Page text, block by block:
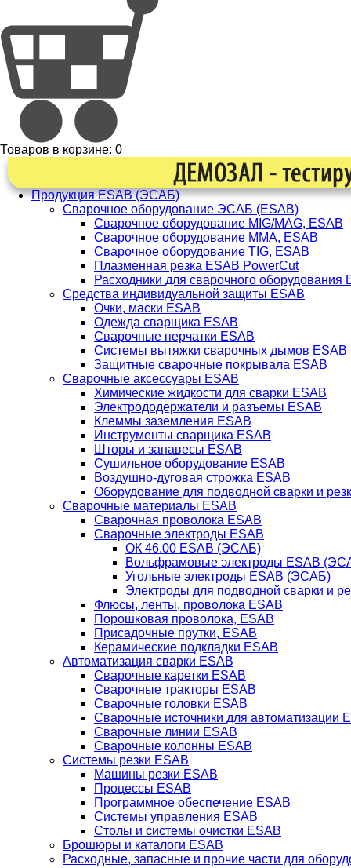
Товаров в корзине: 0
Продукция ESAB (ЭСАБ)
Сварочное оборудование ЭСАБ (ESAB)
Сварочное оборудование MIG/MAG, ESAB
Сварочное оборудование ММА, ESAB
Сварочное оборудование TIG, ESAB
Плазменная резка ESAB PowerCut
Расходники для сварочного оборудования
Средства индивидуальной защиты ESAB
Очки, маски ESAB
Одежда сварщика ESAB
Сварочные перчатки ESAB
Системы вытяжки сварочных дымов ESAB
Защитные сварочные покрывала ESAB
Сварочные аксессуары ESAB
Химические жидкости для сварки ESAB
Электрододержатели и разъемы ESAB
Клеммы заземления ESAB
Инструменты сварщика ESAB
Шторы и занавесы ESAB
Сушильное оборудование ESAB
Воздушно-дуговая строжка ESAB
Оборудование для подводной сварки и
Сварочные материалы ESAB
Сварочная проволока ESAB
Сварочные электроды ESAB
ОК 46.00 ESAB (ЭСАБ)
Вольфрамовые электроды ESAB
Угольные электроды ESAB (ЭСАБ)
Электроды для подводной сварки и
Флюсы, ленты, проволока ESAB
Порошковая проволока, ESAB
Присадочные прутки, ESAB
Керамические подкладки ESAB
Автоматизация сварки ESAB
Сварочные каретки ESAB
Сварочные тракторы ESAB
Сварочные головки ESAB
Сварочные источники для автоматизации
Сварочные линии ESAB
Сварочные колонны ESAB
Системы резки ESAB
Машины резки ESAB
Процессы ESAB
Программное обеспечение ESAB
Системы управления ESAB
Столы и системы очистки ESAB
Брошюры и каталоги ESAB
Расходные, запасные и прочие части для